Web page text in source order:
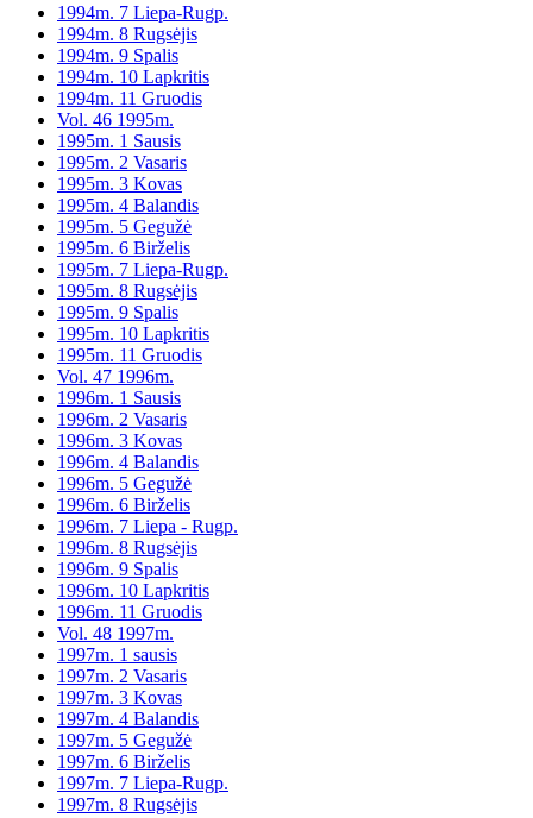
1994m. 7 Liepa-Rugp.
1994m. 8 Rugsėjis
1994m. 9 Spalis
1994m. 10 Lapkritis
1994m. 11 Gruodis
Vol. 46 1995m.
1995m. 1 Sausis
1995m. 2 Vasaris
1995m. 3 Kovas
1995m. 4 Balandis
1995m. 5 Gegužė
1995m. 6 Birželis
1995m. 7 Liepa-Rugp.
1995m. 8 Rugsėjis
1995m. 9 Spalis
1995m. 10 Lapkritis
1995m. 11 Gruodis
Vol. 47 1996m.
1996m. 1 Sausis
1996m. 2 Vasaris
1996m. 3 Kovas
1996m. 4 Balandis
1996m. 5 Gegužė
1996m. 6 Birželis
1996m. 7 Liepa - Rugp.
1996m. 8 Rugsėjis
1996m. 9 Spalis
1996m. 10 Lapkritis
1996m. 11 Gruodis
Vol. 48 1997m.
1997m. 1 sausis
1997m. 2 Vasaris
1997m. 3 Kovas
1997m. 4 Balandis
1997m. 5 Gegužė
1997m. 6 Birželis
1997m. 7 Liepa-Rugp.
1997m. 8 Rugsėjis